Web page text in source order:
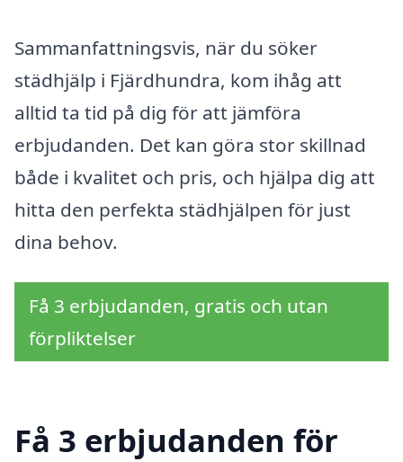
Sammanfattningsvis, när du söker
städhjälp i Fjärdhundra, kom ihåg att
alltid ta tid på dig för att jämföra
erbjudanden. Det kan göra stor skillnad
både i kvalitet och pris, och hjälpa dig att
hitta den perfekta städhjälpen för just
dina behov.
Få 3 erbjudanden, gratis och utan
förpliktelser
Få 3 erbjudanden för